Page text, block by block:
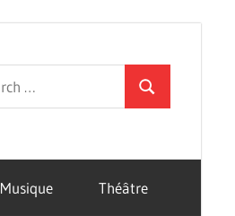
Search
Musique Théâtre